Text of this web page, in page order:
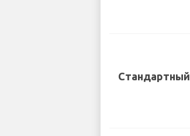
Стандартный